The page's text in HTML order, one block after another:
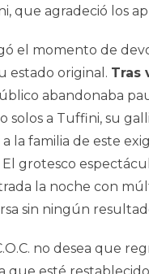
que agradeció los
el momento de
estado original. Tras
abandonaba
solos a Tuffini, su
la familia de este
El grotesco
la noche con
sin ningún
no desea que